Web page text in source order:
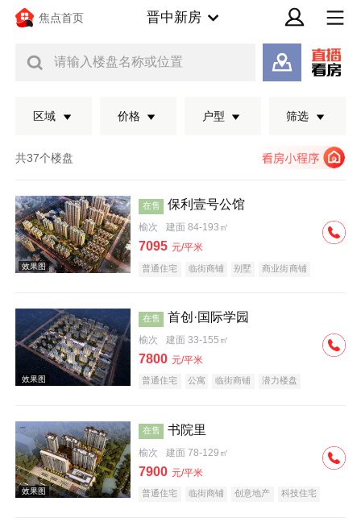
焦点首页 晋中新房
请输入楼盘名称或位置
区域 价格 户型 筛选
共37个楼盘
效果图
在售 保利壹号公馆
榆次 建面 84-193㎡
7095 元/平米
普通住宅 临街商铺 别墅
商业街商铺
效果图
在售 首创·国际学园
榆次 建面 33-155㎡
7800 元/平米
普通住宅 公寓 临街商铺
潜力楼盘
在售 书院里
榆次 建面 78-129㎡
7900 元/平米
普通住宅 临街商铺 创意地产
科技住宅